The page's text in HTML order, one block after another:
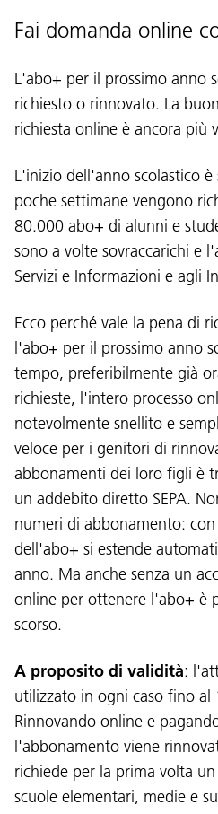
Fai domanda online
L'abo+ per il prossimo anno
richiesto o rinnovato. La
richiesta online è ancora più
L'inizio dell'anno scolastico
poche settimane vengono
80.000 abo+ di alunni e
sono a volte sovraccarichi e
Servizi e Informazioni e agli
Ecco perché vale la pena di
l'abo+ per il prossimo anno
tempo, preferibilmente già
richieste, l'intero processo
notevolmente snellito e
veloce per i genitori di
abbonamenti dei loro figli è
un addebito diretto SEPA.
numeri di abbonamento:
dell'abo+ si estende
anno. Ma anche senza un
online per ottenere l'abo+ è
scorso.
A proposito di validità:
utilizzato in ogni caso fino al
Rinnovando online e
l'abbonamento viene
richiede per la prima volta
scuole elementari, medie e